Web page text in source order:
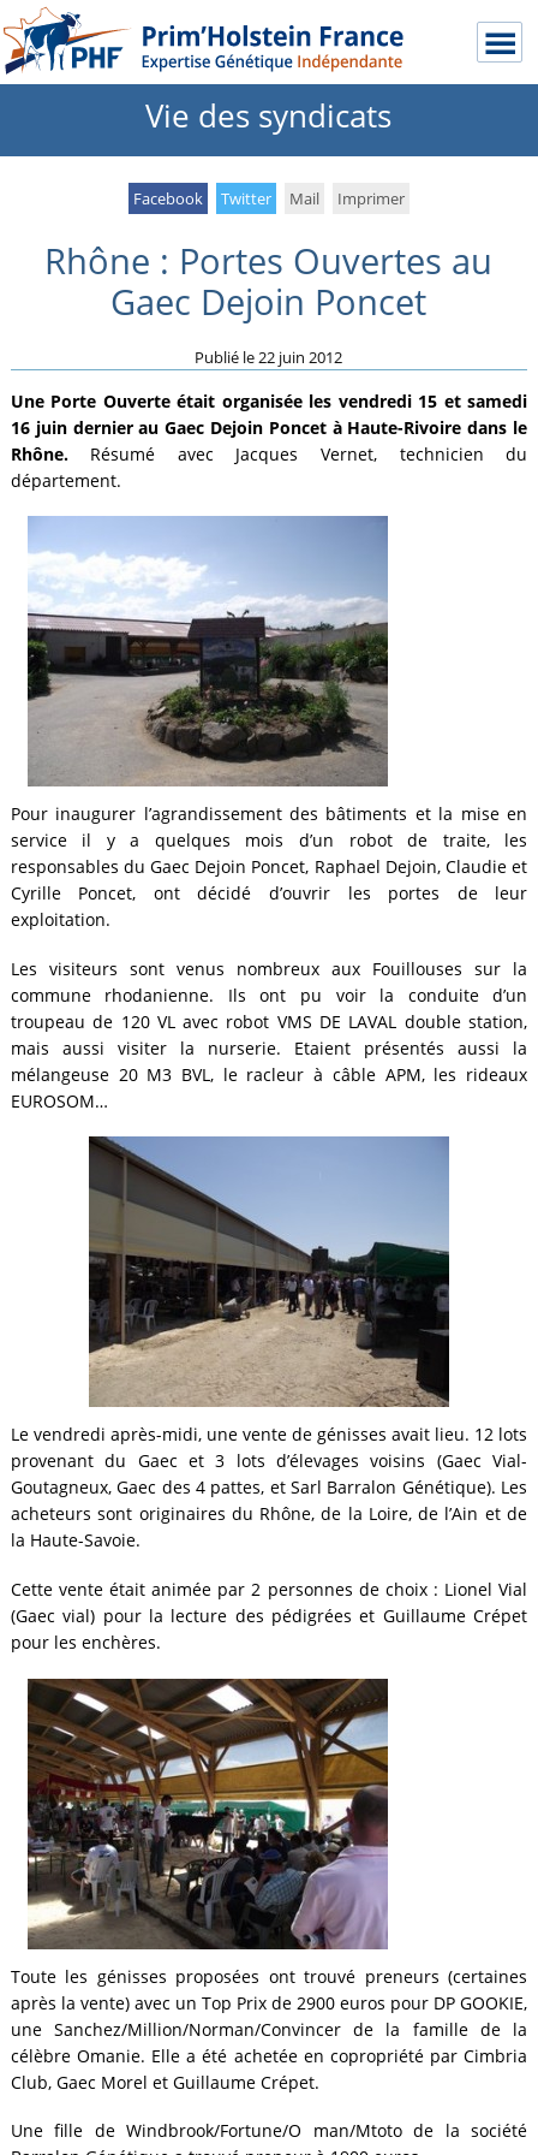
Vie des syndicats
Facebook Twitter Mail Imprimer
Rhône : Portes Ouvertes au
Gaec Dejoin Poncet
Publié le22 juin 2012
Une Porte Ouverte était organisée les vendredi 15 et samedi
16 juin dernier au Gaec Dejoin Poncet à Haute-Rivoire dans le
Rhône.Résumé avec Jacques Vernet, technicien du
département.
Pour inaugurer l’agrandissement des bâtiments et la mise en
service il y a quelques mois d’un robot de traite, les
responsables du Gaec Dejoin Poncet, Raphael Dejoin, Claudie et
Cyrille Poncet, ont décidé d’ouvrir les portes de leur
exploitation.
Les visiteurs sont venus nombreux aux Fouillouses sur la
commune rhodanienne. Ils ont pu voir la conduite d’un
troupeau de 120 VL avec robot VMS DE LAVAL double station,
mais aussi visiter la nurserie. Etaient présentés aussi la
mélangeuse 20 M3 BVL, le racleur à câble APM, les rideaux
EUROSOM…
Le vendredi après-midi, une vente de génisses avait lieu. 12 lots
provenant du Gaec et 3 lots d’élevages voisins (Gaec Vial-
Goutagneux, Gaec des 4 pattes, et Sarl Barralon Génétique). Les
acheteurs sont originaires du Rhône, de la Loire, de l’Ain et de
la Haute-Savoie.
Cette vente était animée par 2 personnes de choix : Lionel Vial
(Gaec vial) pour la lecture des pédigrées et Guillaume Crépet
pour les enchères.
Toute les génisses proposées ont trouvé preneurs (certaines
après la vente) avec un Top Prix de 2900 euros pour DP GOOKIE,
une Sanchez/Million/Norman/Convincer de la famille de la
célèbre Omanie. Elle a été achetée en copropriété par Cimbria
Club, Gaec Morel et Guillaume Crépet.
Une fille de Windbrook/Fortune/O man/Mtoto de la société